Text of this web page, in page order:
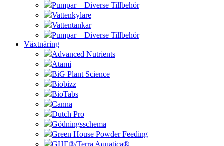
Pumpar – Diverse Tillbehör
Vattenkylare
Vattentankar
Pumpar – Diverse Tillbehör
Växtnäring
Advanced Nutrients
Atami
BiG Plant Science
Biobizz
BioTabs
Canna
Dutch Pro
Gödningsschema
Green House Powder Feeding
GHE®/Terra Aquatica®